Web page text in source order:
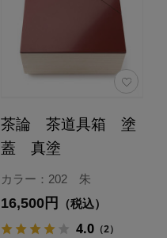
茶論 茶道具箱 塗
蓋 真塗
カラー：202 朱
16,500円 （税込）
4.0（2）